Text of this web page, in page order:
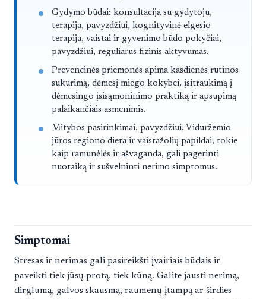
Gydymo būdai: konsultacija su gydytoju,
terapija, pavyzdžiui, kognityvinė elgesio
terapija, vaistai ir gyvenimo būdo pokyčiai,
pavyzdžiui, reguliarus fizinis aktyvumas.
Prevencinės priemonės apima kasdienės rutinos
sukūrimą, dėmesį miego kokybei, įsitraukimą į
dėmesingo įsisąmoninimo praktiką ir apsupimą
palaikančiais asmenimis.
Mitybos pasirinkimai, pavyzdžiui, Viduržemio
jūros regiono dieta ir vaistažolių papildai, tokie
kaip ramunėlės ir ašvaganda, gali pagerinti
nuotaiką ir sušvelninti nerimo simptomus.
Simptomai
Stresas ir nerimas gali pasireikšti įvairiais būdais ir
paveikti tiek jūsų protą, tiek kūną. Galite jausti nerimą,
dirglumą, galvos skausmą, raumenų įtampą ar širdies